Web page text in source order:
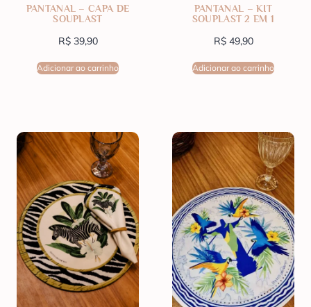
PANTANAL – CAPA DE
SOUPLAST
R$39,90
Adicionar ao carrinho
PANTANAL – KIT
SOUPLAST 2 EM 1
R$49,90
Adicionar ao carrinho